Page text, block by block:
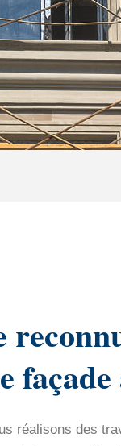
réalisons des